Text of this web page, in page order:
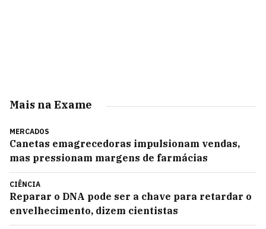
Mais na Exame
MERCADOS
Canetas emagrecedoras impulsionam vendas,
mas pressionam margens de farmácias
CIÊNCIA
Reparar o DNA pode ser a chave para retardar o
envelhecimento, dizem cientistas